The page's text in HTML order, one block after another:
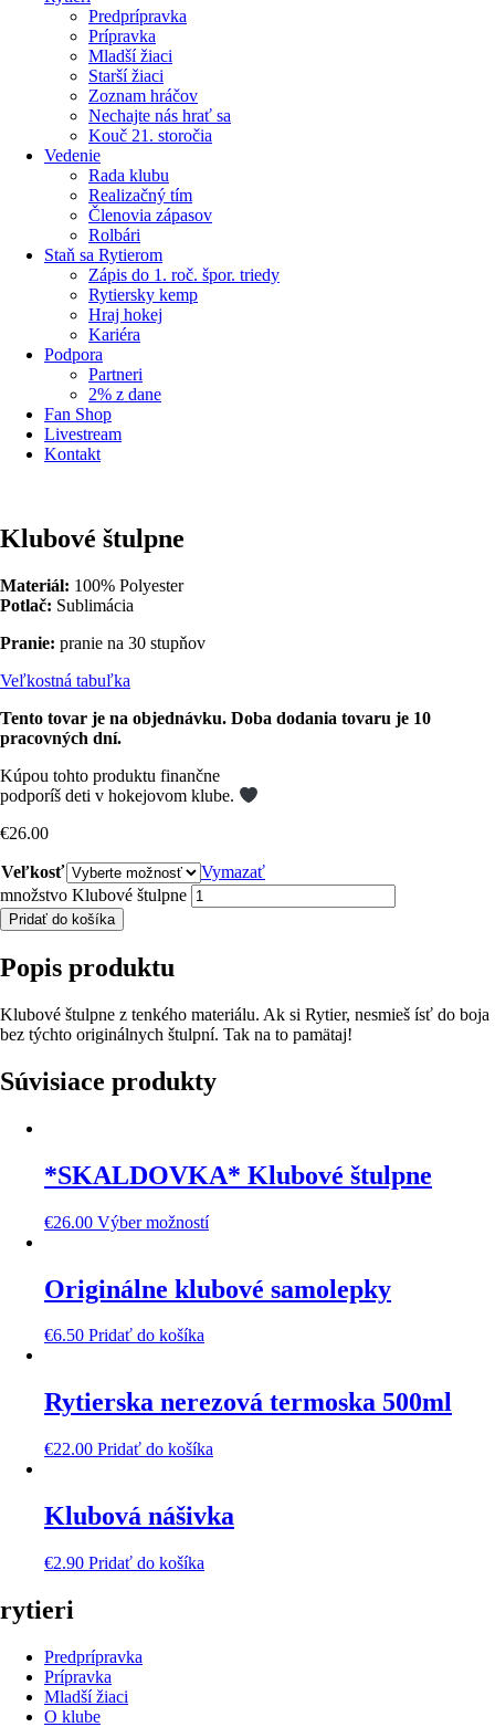
Predprípravka
Prípravka
Mladší žiaci
Starší žiaci
Zoznam hráčov
Nechajte nás hrať sa
Kouč 21. storočia
Vedenie
Rada klubu
Realizačný tím
Členovia zápasov
Rolbári
Staň sa Rytierom
Zápis do 1. roč. špor. triedy
Rytiersky kemp
Hraj hokej
Kariéra
Podpora
Partneri
2% z dane
Fan Shop
Livestream
Kontakt
Klubové štulpne
Materiál: 100% Polyester
Potlač: Sublimácia
Pranie: pranie na 30 stupňov
Veľkostná tabuľka
Tento tovar je na objednávku. Doba dodania tovaru je 10
pracovných dní.
Kúpou tohto produktu finančne
podporíš deti v hokejovom klube.
€26.00
Veľkosť
Vymazať
množstvo Klubové štulpne
Pridať do košíka
Popis produktu
Klubové štulpne z tenkého materiálu. Ak si Rytier, nesmieš ísť do boja
bez týchto originálnych štulpní. Tak na to pamätaj!
Súvisiace produkty
*SKALDOVKA* Klubové štulpne
€26.00 Výber možností
Originálne klubové samolepky
€6.50 Pridať do košíka
Rytierska nerezová termoska 500ml
€22.00 Pridať do košíka
Klubová nášivka
€2.90 Pridať do košíka
rytieri
Predprípravka
Prípravka
Mladší žiaci
O klube